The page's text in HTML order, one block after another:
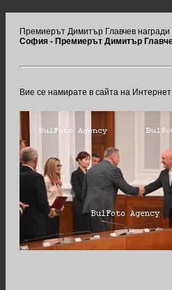
Премиерът Димитър Главчев награди
София - Премиерът Димитър
Вие се намирате в сайта на